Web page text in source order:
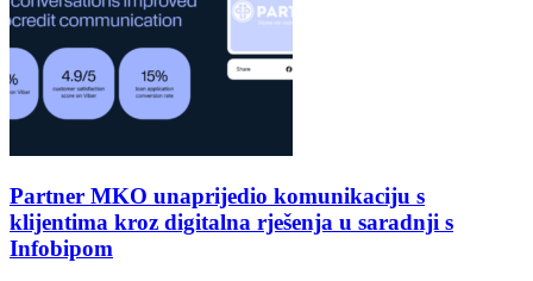
Partner MKO unaprijedio komunikaciju s
klijentima kroz digitalna rješenja u saradnji s
Infobipom